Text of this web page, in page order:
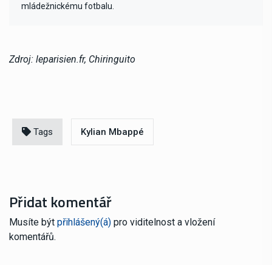
mládežnickému fotbalu.
Zdroj: leparisien.fr, Chiringuito
Tags Kylian Mbappé
Přidat komentář
Musíte být přihlášený(á) pro viditelnost a vložení
komentářů.